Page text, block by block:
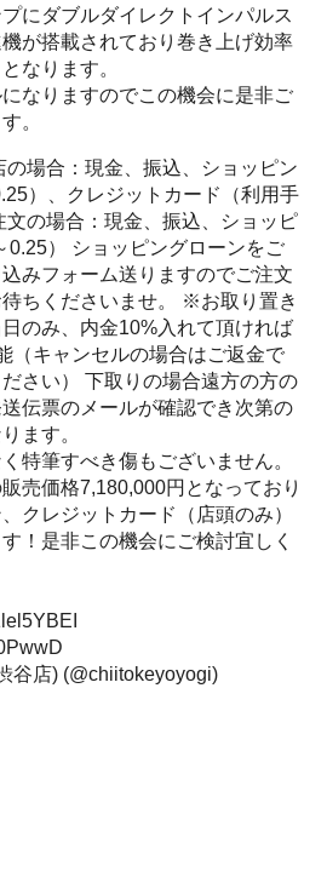
にダブルダイレクトインパルス
が搭載されており巻き上げ効率
なります。
なりますのでこの機会に是非ご
。
場合：現金、振込、ショッピン
）、クレジットカード（利用手
の場合：現金、振込、ショッピ
0.25） ショッピングローンをご
みフォーム送りますのでご注文
ちくださいませ。 ※お取り置き
のみ、内金10%入れて頂ければ
（キャンセルの場合はご返金で
さい） 下取りの場合遠方の方の
伝票のメールが確認でき次第の
ます。
特筆すべき傷もございません。
売価格7,180,000円となっており
クレジットカード（店頭のみ）
！是非この機会にご検討宜しく
谷店) (@chiitokeyoyogi)